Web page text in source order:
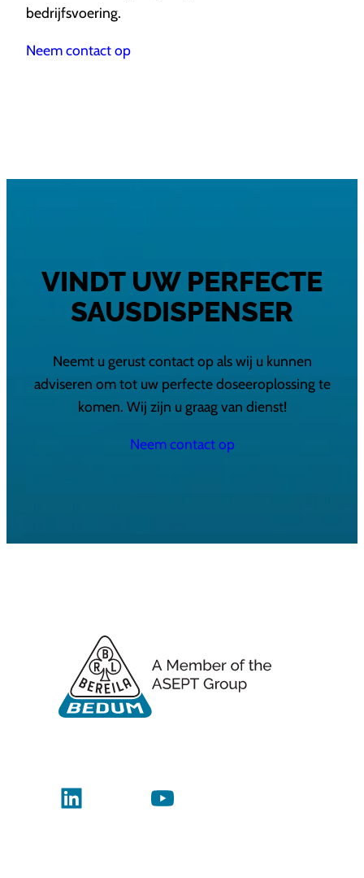
bedrijfsvoering.
Neem contact op
VINDT UW PERFECTE
SAUSDISPENSER
Neemt u gerust contact op als wij u kunnen
adviseren om tot uw perfecte doseeroplossing te
komen. Wij zijn u graag van dienst!
Neem contact op